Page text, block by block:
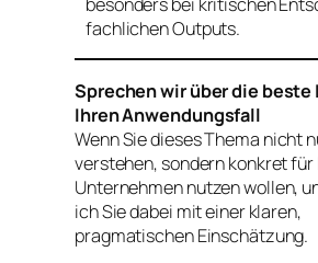
fachlichen Outputs.
Sprechen wir über die beste
Ihren Anwendungsfall
Wenn Sie dieses Thema nicht
verstehen, sondern konkret für
Unternehmen nutzen wollen,
ich Sie dabei mit einer klaren,
pragmatischen Einschätzung.